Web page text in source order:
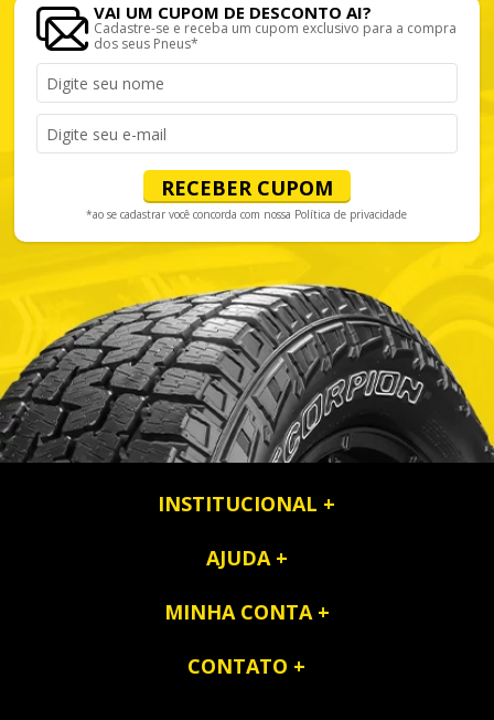
VAI UM CUPOM DE DESCONTO AI?
Cadastre-se e receba um cupom exclusivo para a compra
dos seus Pneus*
RECEBER CUPOM
*ao se cadastrar você concorda com nossa Política de privacidade
INSTITUCIONAL
AJUDA
MINHA CONTA
CONTATO